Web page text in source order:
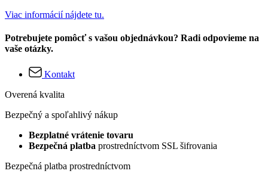
Viac informácií nájdete tu.
Potrebujete pomôcť s vašou objednávkou? Radi odpovieme na
vaše otázky.
Kontakt
Overená kvalita
Bezpečný a spoľahlivý nákup
Bezplatné vrátenie tovaru
Bezpečná platba prostredníctvom SSL šifrovania
Bezpečná platba prostredníctvom